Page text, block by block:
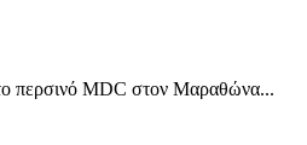
περσινό MDC στον Μαραθώνα...